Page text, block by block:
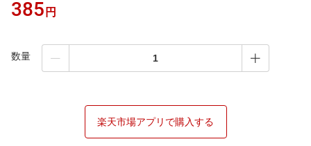
385 円
数量
楽天市場アプリで購入する